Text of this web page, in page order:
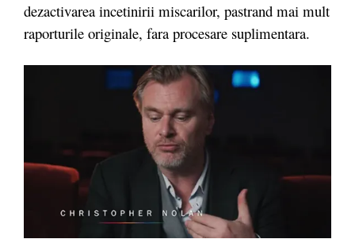
dezactivarea incetinirii miscarilor, pastrand mai mult
raporturile originale, fara procesare suplimentara.